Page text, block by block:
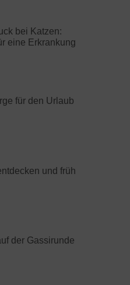
bei Katzen:
eine Erkrankung
für den Urlaub
und früh
der Gassirunde